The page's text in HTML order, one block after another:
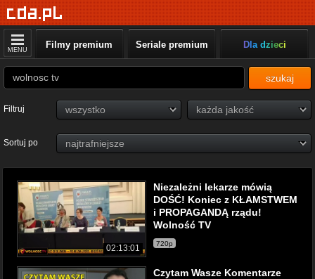
MENU Filmy premium Seriale premium Dla dzieci
szukaj
Filtruj
Sortuj po
02:13:01
Niezależni lekarze mówią
DOŚĆ! Koniec z KŁAMSTWEM
i PROPAGANDĄ rządu!
Wolność TV
720p
Czytam Wasze Komentarze